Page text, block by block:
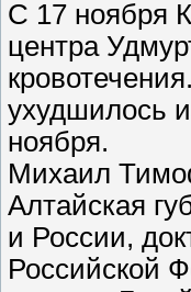
С 17 ноября
центра
ухудшилось
ноября.
Михаил
Алтайская
и России,
Российской